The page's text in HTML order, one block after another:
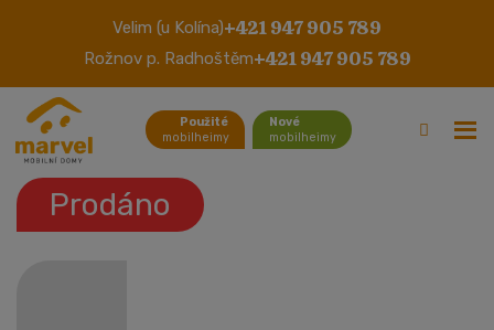
Velim (u Kolína)+421 947 905 789
Rožnov p. Radhoštěm+421 947 905 789
Použité
mobilheimy
Nové
mobilheimy
BK Charisma
Prodáno